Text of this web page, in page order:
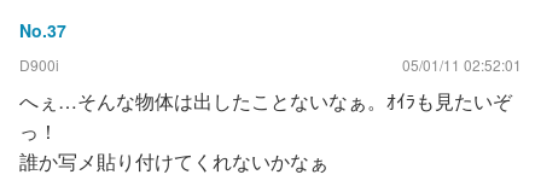
No.37
D900i 05/01/11 02:52:01
へぇ…そんな物体は出したことないなぁ。ｵｲﾗも見たいぞ
っ！
誰か写メ貼り付けてくれないかなぁ